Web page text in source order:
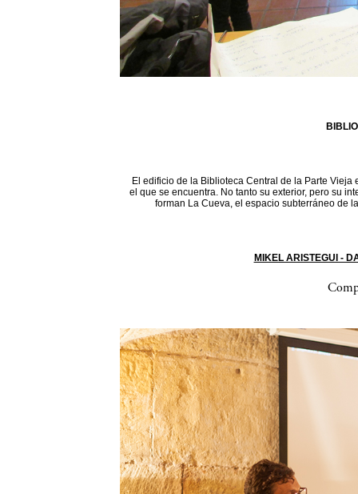
El edificio de la Biblioteca Central de la Parte
el que se encuentra. No tanto su exterior, pero su
forman La Cueva, el espacio subterráneo de
MIKEL ARISTEGUI -